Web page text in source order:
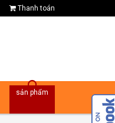
Thanh toán
sản phẩm